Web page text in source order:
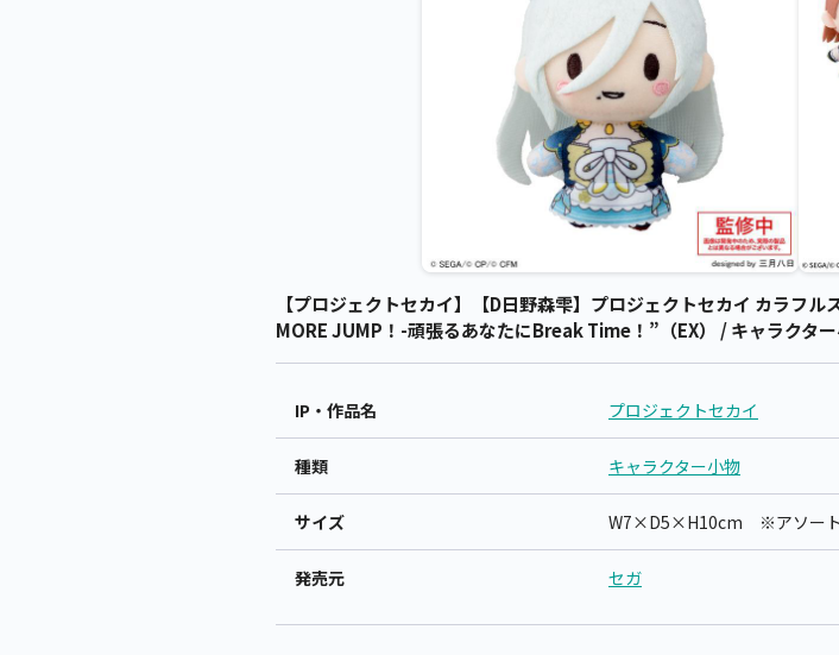
【プロジェクトセカイ】【D日野森雫】プロジェクトセカイ カラフ
MORE JUMP！-頑張るあなたにBreak Time！”（EX） / キャラクタ
IP・作品名 プロジェクトセカイ
種類 キャラクター小物
サイズ W7×D5×H10cm ※アソート
発売元 セガ